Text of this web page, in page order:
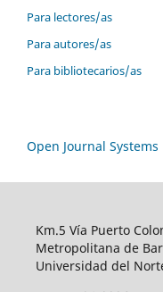
Para lectores/as
Para autores/as
Para bibliotecarios/as
Open Journal Systems
Km.5 Vía Puerto
Metropolitana de
Universidad del